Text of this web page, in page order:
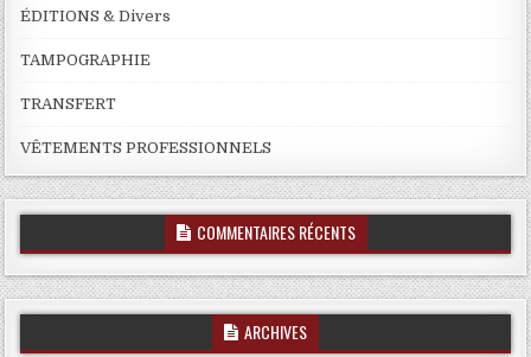
ÉDITIONS & Divers
TAMPOGRAPHIE
TRANSFERT
VÊTEMENTS PROFESSIONNELS
COMMENTAIRES RÉCENTS
ARCHIVES